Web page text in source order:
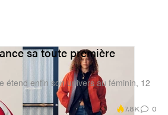
sa toute première
étend enfin son univers au féminin, 12
7.8K 0